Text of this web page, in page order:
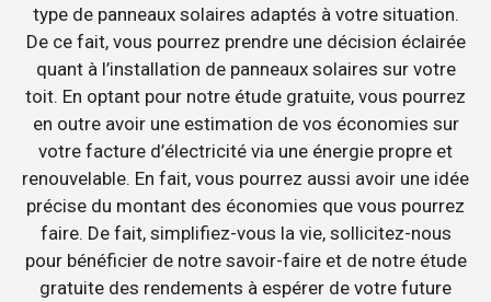
type de panneaux solaires adaptés à votre situation.
De ce fait, vous pourrez prendre une décision éclairée
quant à l’installation de panneaux solaires sur votre
toit. En optant pour notre étude gratuite, vous pourrez
en outre avoir une estimation de vos économies sur
votre facture d’électricité via une énergie propre et
renouvelable. En fait, vous pourrez aussi avoir une idée
précise du montant des économies que vous pourrez
faire. De fait, simplifiez-vous la vie, sollicitez-nous
pour bénéficier de notre savoir-faire et de notre étude
gratuite des rendements à espérer de votre future